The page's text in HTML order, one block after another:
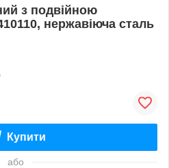
з подвійною
нержавіюча сталь
Купити
або